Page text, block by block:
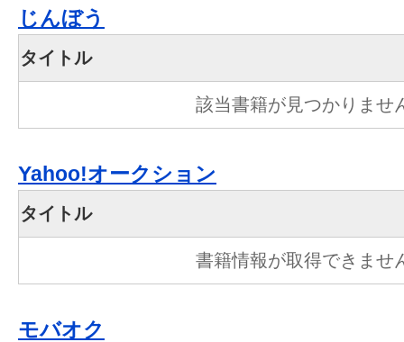
じんぼう
タイトル
該当書籍が見つかりませ
Yahoo!オークション
タイトル
書籍情報が取得できませ
モバオク